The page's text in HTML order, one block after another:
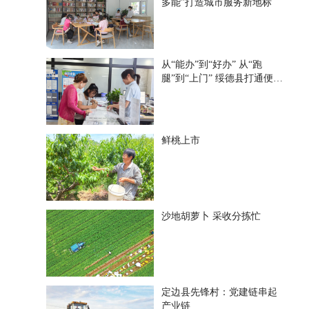
多能”打造城市服务新地标
从“能办”到“好办” 从“跑
腿”到“上门” 绥德县打通便民
鲜桃上市
沙地胡萝卜 采收分拣忙
定边县先锋村：党建链串起
产业链